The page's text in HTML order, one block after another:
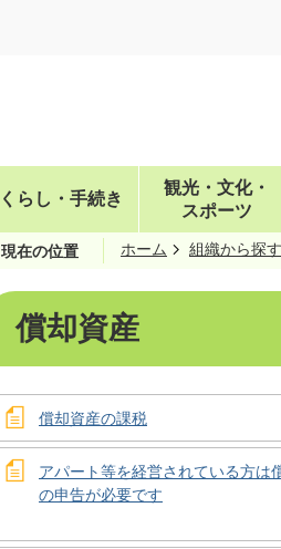
くらし・手続き
観光・文化・
スポーツ
現在の位置 ホーム 組織から探す
償却資産
償却資産の課税
アパート等を経営されている方は
の申告が必要です